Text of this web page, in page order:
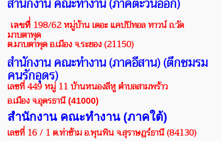
เลขที่่ 198/62หมู่บ้าน เดอะ แคปปิทอล ทาวน์ ถ.วัด
มาบตาพุด
ต.มาบตาพุดอ.เมือง จ.ระยอง (21150)
สำนักงานคณะทำงาน(ภาคอีสาน) (ตึกชมรม
คนรักอุดร)
เลขที่449หมู่11บ้านหนองลีหูตำบลสามพร้าว
อ.เมืองจ.อุดรธานี (41000)
สำนักงาน คณะทำงาน (ภาคใต้)
เลขที่ 16 / 1 ต.ท่าข้าม อ.พุนพิน จ.สุราษฎร์ธานี (84130)